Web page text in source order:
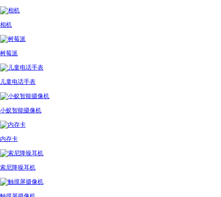
相机
树莓派
儿童电话手表
小蚁智能摄像机
内存卡
索尼降噪耳机